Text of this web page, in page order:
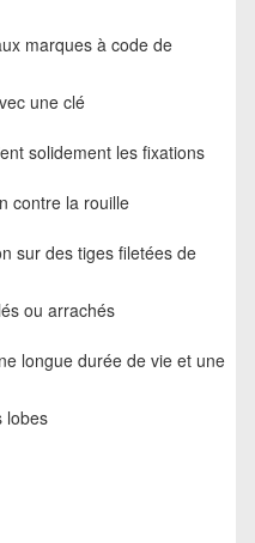
marques à code de
une clé
solidement les fixations
contre la rouille
sur des tiges filetées de
ou arrachés
longue durée de vie et une
lobes